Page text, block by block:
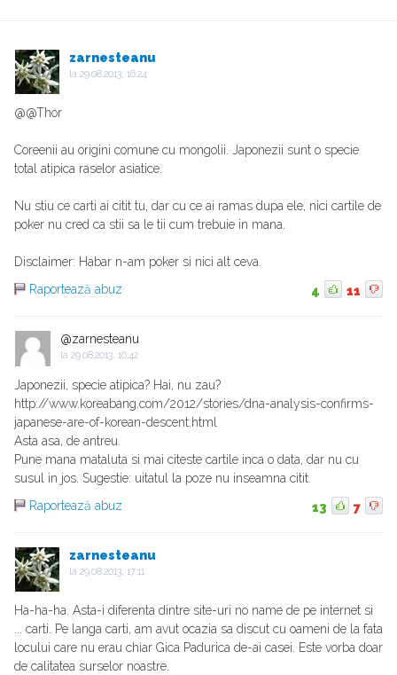
zarnesteanu
la 29.08.2013, 16:24
@@Thor
Coreenii au origini comune cu mongolii. Japonezii sunt o specie
total atipica raselor asiatice.
Nu stiu ce carti ai citit tu, dar cu ce ai ramas dupa ele, nici cartile de
poker nu cred ca stii sa le tii cum trebuie in mana.
Disclaimer: Habar n-am poker si nici alt ceva.
Raportează abuz
4 11
@zarnesteanu
la 29.08.2013, 16:42
Japonezii, specie atipica? Hai, nu zau?
http://www.koreabang.com/2012/stories/dna-analysis-confirms-
japanese-are-of-korean-descent.html
Asta asa, de antreu.
Pune mana mataluta si mai citeste cartile inca o data, dar nu cu
susul in jos. Sugestie: uitatul la poze nu inseamna citit.
Raportează abuz
13 7
zarnesteanu
la 29.08.2013, 17:11
Ha-ha-ha. Asta-i diferenta dintre site-uri no name de pe internet si
... carti. Pe langa carti, am avut ocazia sa discut cu oameni de la fata
locului care nu erau chiar Gica Padurica de-ai casei. Este vorba doar
de calitatea surselor noastre.